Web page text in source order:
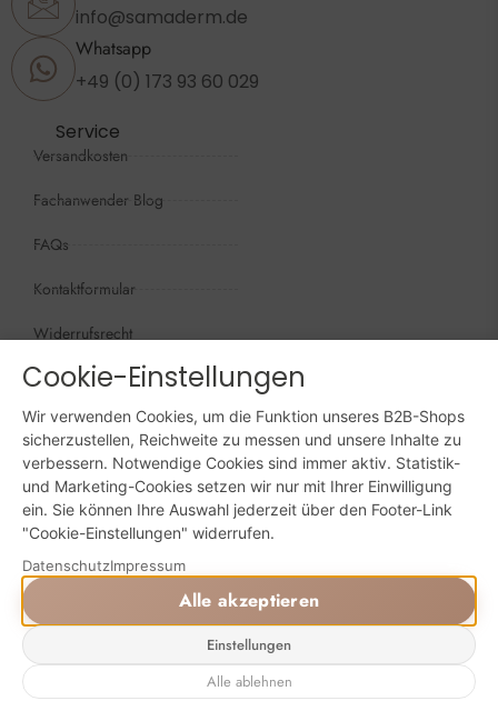
info@samaderm.de
Whatsapp
+49 (0) 173 93 60 029
Service
Versandkosten
Fachanwender Blog
FAQs
Kontaktformular
Widerrufsrecht
Öffnungszeiten
Wir sind persönlich, für Sie da:
Mo - Do: 09:00 - 16:00 Uhr
Fr: 09:00 - 15:00 Uhr
Sa + So: geschlossen
Online bestellen: 24/7
Powered by Digital Solutions NF
AGB Impressum Datenschutz
Cookie-Einstellungen
Wir verwenden Cookies, um die Funktion unseres B2B-Shops
sicherzustellen, Reichweite zu messen und unsere Inhalte zu
verbessern. Notwendige Cookies sind immer aktiv. Statistik-
und Marketing-Cookies setzen wir nur mit Ihrer Einwilligung
ein. Sie können Ihre Auswahl jederzeit über den Footer-Link
"Cookie-Einstellungen" widerrufen.
DatenschutzImpressum
Alle akzeptieren
Einstellungen
Alle ablehnen
⚙